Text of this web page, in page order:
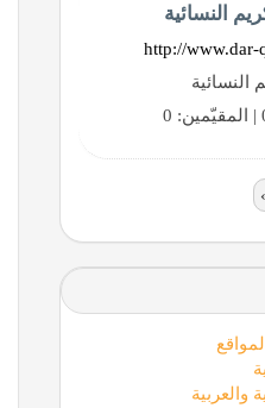
النسائية
http://www.dar-
النسائية
والعربية